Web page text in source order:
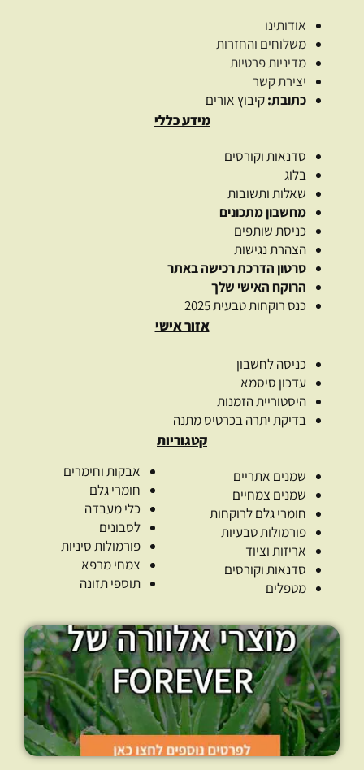
אודותינו
משלוחים והחזרות
מדיניות פרטיות
יצירת קשר
כתובת:קיבוץ אורים
מידע כללי
סדנאות וקורסים
בלוג
שאלות ותשובות
מחשבון מתכונים
כניסת שותפים
הצהרת נגישות
סרטון הדרכת רכישה באתר
הרוקח האישי שלך
כנס רוקחות טבעית 2025
אזור אישי
כניסה לחשבון
עדכון סיסמא
היסטוריית הזמנות
בדיקת יתרה בכרטיס מתנה
קטגוריות
שמנים אתריים
שמנים צמחיים
חומרי גלם לרוקחות
פורמולות טבעיות
אריזות וציוד
סדנאות וקורסים
מטפלים
אבקות וחימרים
חומרי גלם
כלי מעבדה
לסבונים
פורמולות סיניות
צמחי מרפא
תוספי תזונה